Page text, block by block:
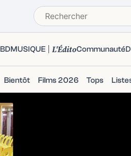
BDMUSIQUE L'ÉditoCommunauté
Bientôt Films 2026 Tops